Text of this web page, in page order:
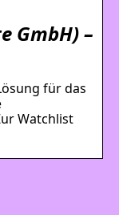
GmbH) –
für das
Watchlist